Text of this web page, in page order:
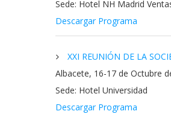
Sede: Hotel NH Madrid
Descargar Programa
XXI REUNIÓN DE LA
Albacete, 16-17 de Octubre
Sede: Hotel Universidad
Descargar Programa